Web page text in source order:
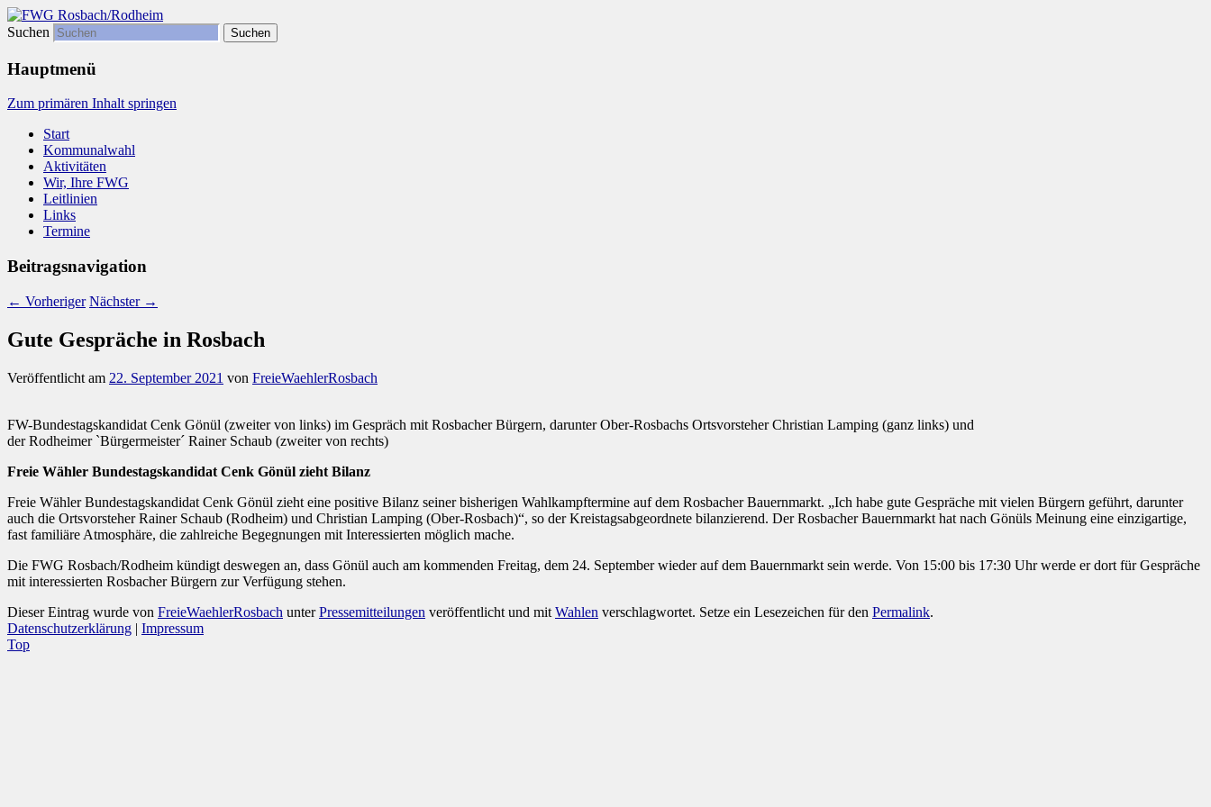
FWG Rosbach/Rodheim
Freie Wählergemeinschaft
Suchen
Hauptmenü
Zum primären Inhalt springen
Start
Kommunalwahl
Aktivitäten
Wir, Ihre FWG
Leitlinien
Links
Termine
Beitragsnavigation
← Vorheriger Nächster →
Gute Gespräche in Rosbach
Veröffentlicht am 22. September 2021 von FreieWaehlerRosbach
FW-Bundestagskandidat Cenk Gönül (zweiter von links) im Gespräch mit Rosbacher Bürgern, darunter Ober-Rosbachs Ortsvorsteher Christian Lamping (ganz links) und
der Rodheimer `Bürgermeister´ Rainer Schaub (zweiter von rechts)
Freie Wähler Bundestagskandidat Cenk Gönül zieht Bilanz
Freie Wähler Bundestagskandidat Cenk Gönül zieht eine positive Bilanz seiner bisherigen Wahlkampftermine auf dem Rosbacher Bauernmarkt. „Ich habe gute Gespräche mit vielen Bürgern geführt, darunter
auch die Ortsvorsteher Rainer Schaub (Rodheim) und Christian Lamping (Ober-Rosbach)“, so der Kreistagsabgeordnete bilanzierend. Der Rosbacher Bauernmarkt hat nach Gönüls Meinung eine einzigartige,
fast familiäre Atmosphäre, die zahlreiche Begegnungen mit Interessierten möglich mache.
Die FWG Rosbach/Rodheim kündigt deswegen an, dass Gönül auch am kommenden Freitag, dem 24. September wieder auf dem Bauernmarkt sein werde. Von 15:00 bis 17:30 Uhr werde er dort für Gespräche
mit interessierten Rosbacher Bürgern zur Verfügung stehen.
Dieser Eintrag wurde von FreieWaehlerRosbach unterPressemitteilungen veröffentlicht und mit Wahlen verschlagwortet. Setze ein Lesezeichen für den Permalink.
Datenschutzerklärung | Impressum
Top